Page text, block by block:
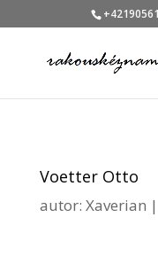
Voetter Otto
autor: Xaverian |